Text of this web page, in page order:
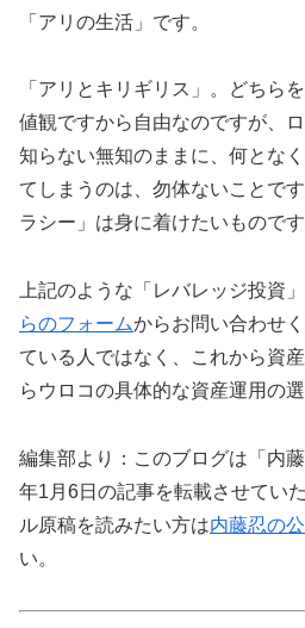
「アリの生活」です。
「アリとキリギリス」。どちら
値観ですから自由なのですが、
知らない無知のままに、何とな
てしまうのは、勿体ないことで
ラシー」は身に着けたいものです
上記のような「レバレッジ投資
らのフォームからお問い合わせ
ている人ではなく、これから資
らウロコの具体的な資産運用の
編集部より：このブログは「内
年1月6日の記事を転載させてい
ル原稿を読みたい方は内藤忍の
い。